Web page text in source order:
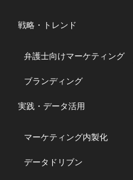
戦略・トレンド
弁護士向けマーケティング
ブランディング
実践・データ活用
マーケティング内製化
データドリブン